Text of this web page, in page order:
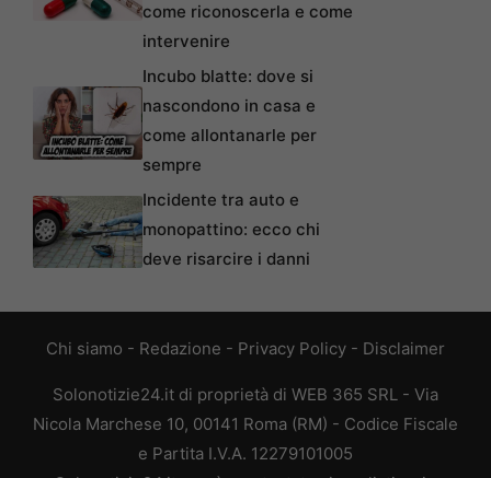
come riconoscerla e come
intervenire
Incubo blatte: dove si
nascondono in casa e
come allontanarle per
sempre
Incidente tra auto e
monopattino: ecco chi
deve risarcire i danni
Chi siamo - Redazione - Privacy Policy - Disclaimer
Solonotizie24.it di proprietà di WEB 365 SRL - Via
Nicola Marchese 10, 00141 Roma (RM) - Codice Fiscale
e Partita I.V.A. 12279101005